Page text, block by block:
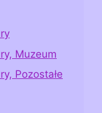
Muzeum
Pozostałe